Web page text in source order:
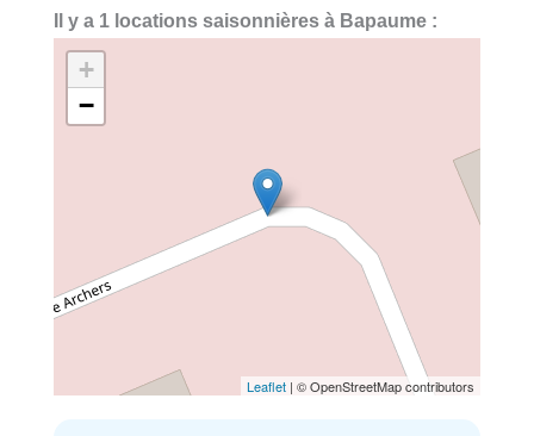
Il y a 1 locations saisonnières à Bapaume :
+
−
Leaflet | © OpenStreetMap contributors